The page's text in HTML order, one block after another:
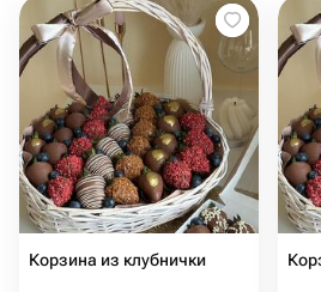
Корзина из клубнички